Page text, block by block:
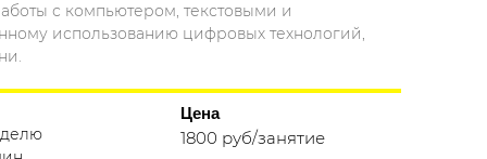
с компьютером, текстовыми и
использованию цифровых технологий,
Цена
1800 руб/занятие